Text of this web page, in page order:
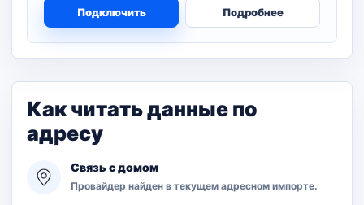
Подключить Подробнее
Как читать данные по
адресу
Связь с домом
Провайдер найден в текущем адресном импорте.